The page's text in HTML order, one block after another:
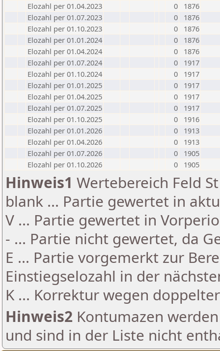
Elozahl per 01.04.2023
0
1876
Elozahl per 01.07.2023
0
1876
Elozahl per 01.10.2023
0
1876
Elozahl per 01.01.2024
0
1876
Elozahl per 01.04.2024
0
1876
Elozahl per 01.07.2024
0
1917
Elozahl per 01.10.2024
0
1917
Elozahl per 01.01.2025
0
1917
Elozahl per 01.04.2025
0
1917
Elozahl per 01.07.2025
0
1917
Elozahl per 01.10.2025
0
1916
Elozahl per 01.01.2026
0
1913
Elozahl per 01.04.2026
0
1913
Elozahl per 01.07.2026
0
1905
Elozahl per 01.10.2026
0 1905
Hinweis1 Wertebereich Feld
blank ... Partie gewertet in
V ... Partie gewertet in
- ... Partie nicht gewertet, da
E ... Partie vorgemerkt zur
Einstiegselozahl in der
K ... Korrektur wegen
Hinweis2 Kontumazen
und sind in der Liste nicht